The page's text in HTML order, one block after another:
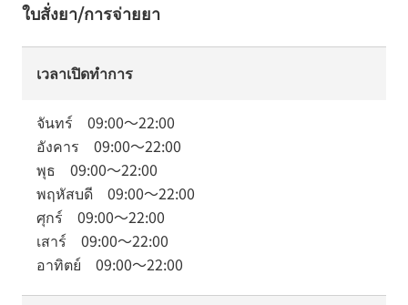
ใบสั่งยา/การจ่ายยา
เวลาเปิดทำการ
จันทร์ 09:00～22:00
อังคาร 09:00～22:00
พุธ 09:00～22:00
พฤหัสบดี 09:00～22:00
ศุกร์ 09:00～22:00
เสาร์ 09:00～22:00
อาทิตย์ 09:00～22:00